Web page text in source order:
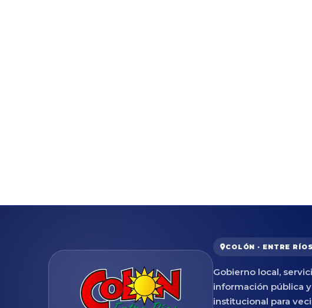
COLÓN · ENTRE RÍOS
Gobierno local,
información pública
institucional para